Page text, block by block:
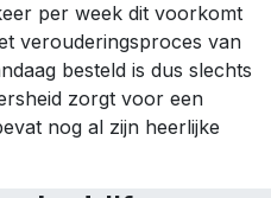
per week dit voorkomt
verouderingsproces van
besteld is dus slechts
zorgt voor een
nog al zijn heerlijke